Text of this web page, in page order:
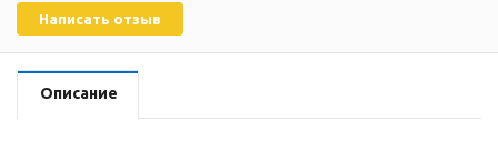
Написать отзыв
Описание